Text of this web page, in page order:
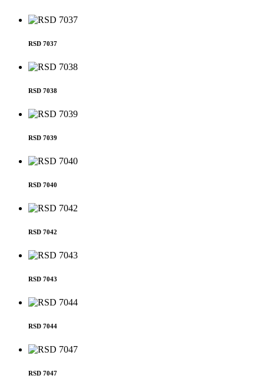
RSD 7037
RSD 7038
RSD 7039
RSD 7040
RSD 7042
RSD 7043
RSD 7044
RSD 7047